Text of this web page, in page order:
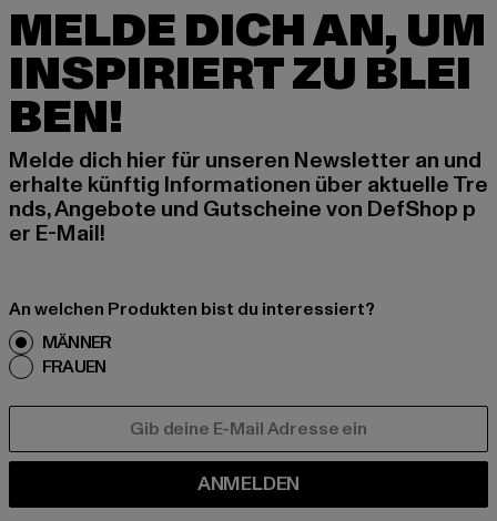
MELDE DICH AN, UM
INSPIRIERT ZU BLEI
BEN!
Melde dich hier für unseren Newsletter an und
erhalte künftig Informationen über aktuelle Tre
nds, Angebote und Gutscheine von DefShop p
er E-Mail!
An welchen Produkten bist du interessiert?
MÄNNER
FRAUEN
ANMELDEN